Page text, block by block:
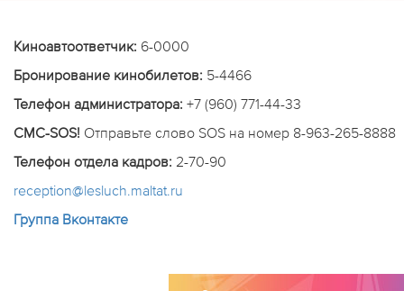
Киноавтоответчик: 6-0000
Бронирование кинобилетов: 5-4466
Телефон администратора: +7 (960) 771-44-33
СМС-SOS! Отправьте слово SOS на номер 8-963-265-8888
Телефон отдела кадров: 2-70-90
reception@lesluch.maltat.ru
Группа Вконтакте